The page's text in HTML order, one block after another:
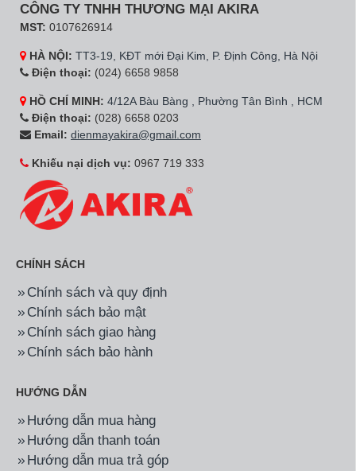
CÔNG TY TNHH THƯƠNG MẠI AKIRA
MST: 0107626914
HÀ NỘI: TT3-19, KĐT mới Đại Kim, P. Định Công, Hà Nội
Điện thoại: (024) 6658 9858
HỒ CHÍ MINH: 4/12A Bàu Bàng , Phường Tân Bình , HCM
Điện thoại: (028) 6658 0203
Email: dienmayakira@gmail.com
Khiếu nại dịch vụ: 0967 719 333
CHÍNH SÁCH
Chính sách và quy định
Chính sách bảo mật
Chính sách giao hàng
Chính sách bảo hành
HƯỚNG DẪN
Hướng dẫn mua hàng
Hướng dẫn thanh toán
Hướng dẫn mua trả góp